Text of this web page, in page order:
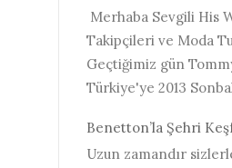
Merhaba Sevgili His
Takipçileri ve Moda
Geçtiğimiz gün
Türkiye'ye 2013
Benetton’la Şehri
Uzun zamandır